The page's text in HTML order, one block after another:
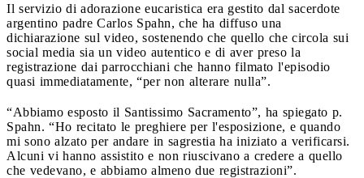
Il servizio di adorazione eucaristica era gestito dal sacerdote
argentino padre Carlos Spahn, che ha diffuso una
dichiarazione sul video, sostenendo che quello che circola sui
social media sia un video autentico e di aver preso la
registrazione dai parrocchiani che hanno filmato l'episodio
quasi immediatamente, “per non alterare nulla”.
“Abbiamo esposto il Santissimo Sacramento”, ha spiegato p.
Spahn. “Ho recitato le preghiere per l'esposizione, e quando
mi sono alzato per andare in sagrestia ha iniziato a verificarsi.
Alcuni vi hanno assistito e non riuscivano a credere a quello
che vedevano, e abbiamo almeno due registrazioni”.